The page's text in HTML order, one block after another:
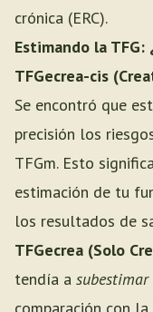
crónica (ERC).
Estimando la TFG:
TFGecrea-cis
Se encontró que
precisión los
TFGm. Esto
estimación de tu
los resultados de
TFGecrea (Solo
tendía a subestimar